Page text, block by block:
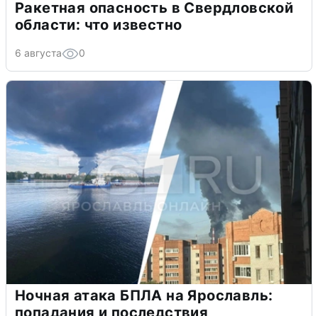
Ракетная опасность в Свердловской
области: что известно
6 августа 0
Ночная атака БПЛА на Ярославль:
попадания и последствия